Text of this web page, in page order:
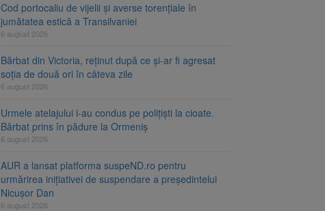
Cod portocaliu de vijelii și averse torențiale în
jumătatea estică a Transilvaniei
6 august 2026
Bărbat din Victoria, reținut după ce și-ar fi agresat
soția de două ori în câteva zile
6 august 2026
Urmele atelajului i-au condus pe polițiști la cioate.
Bărbat prins în pădure la Ormeniș
6 august 2026
AUR a lansat platforma suspeND.ro pentru
urmărirea inițiativei de suspendare a președintelui
Nicușor Dan
6 august 2026